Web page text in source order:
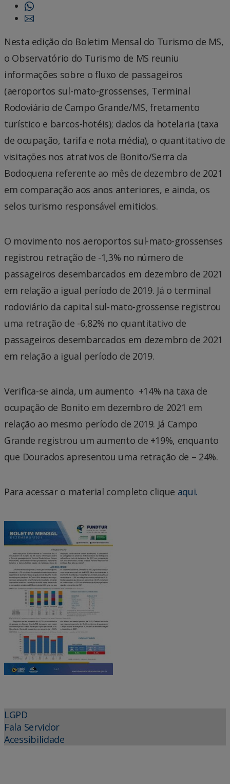
Nesta edição do Boletim Mensal do Turismo de MS,
o Observatório do Turismo de MS reuniu
informações sobre o fluxo de passageiros
(aeroportos sul-mato-grossenses, Terminal
Rodoviário de Campo Grande/MS, fretamento
turístico e barcos-hotéis); dados da hotelaria (taxa
de ocupação, tarifa e nota média), o quantitativo de
visitações nos atrativos de Bonito/Serra da
Bodoquena referente ao mês de dezembro de 2021
em comparação aos anos anteriores, e ainda, os
selos turismo responsável emitidos.
O movimento nos aeroportos sul-mato-grossenses
registrou retração de -1,3% no número de
passageiros desembarcados em dezembro de 2021
em relação a igual período de 2019. Já o terminal
rodoviário da capital sul-mato-grossense registrou
uma retração de -6,82% no quantitativo de
passageiros desembarcados em dezembro de 2021
em relação a igual período de 2019.
Verifica-se ainda, um aumento +14% na taxa de
ocupação de Bonito em dezembro de 2021 em
relação ao mesmo período de 2019. Já Campo
Grande registrou um aumento de +19%, enquanto
que Dourados apresentou uma retração de – 24%.
Para acessar o material completo clique aqui.
LGPD
Fala Servidor
Acessibilidade